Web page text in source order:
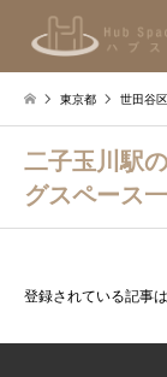
東京都 世田谷区
二子玉川駅
グスペース
登録されている記事